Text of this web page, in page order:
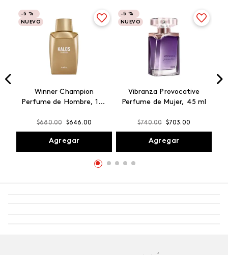
-5 %
NUEVO
Winner Champion
Perfume de Hombre, 100
$680.00 $646.00
Agregar
-5 %
NUEVO
Vibranza Provocative
Perfume de Mujer, 45 ml
$740.00 $703.00
Agregar